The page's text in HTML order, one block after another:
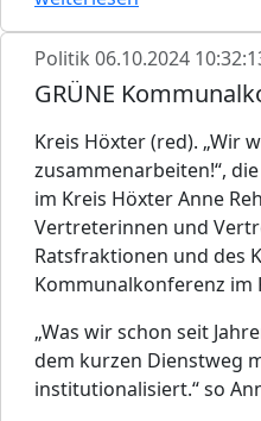
Politik 06.10.2024
GRÜNE
Kreis Höxter (red). „Wir
zusammenarbeiten!“,
im Kreis Höxter Anne
Vertreterinnen und
Ratsfraktionen und des
Kommunalkonferenz im
„Was wir schon seit
dem kurzen Dienstweg
institutionalisiert.“ so